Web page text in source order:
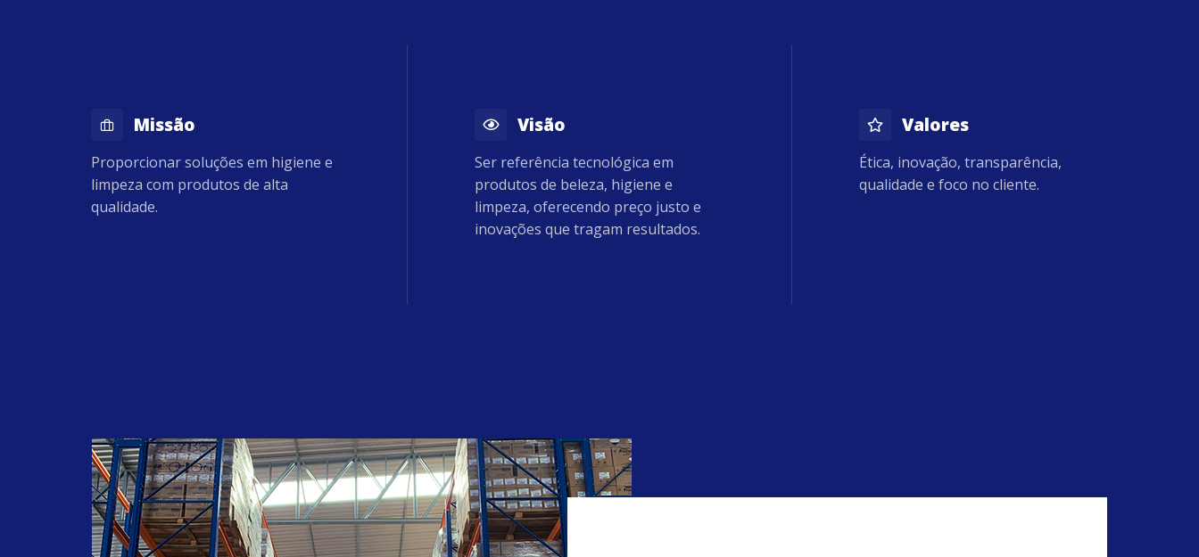
Missão
Proporcionar soluções em higiene e
limpeza com produtos de alta
qualidade.
Visão
Ser referência tecnológica em
produtos de beleza, higiene e
limpeza, oferecendo preço justo e
inovações que tragam resultados.
Valores
Ética, inovação, transparência,
qualidade e foco no cliente.